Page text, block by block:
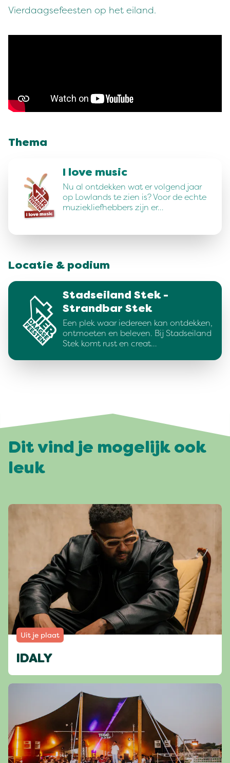
Vierdaagsefeesten op het eiland.
Thema
I love music
Nu al ontdekken wat er volgend jaar
op Lowlands te zien is? Voor de echte
muziekliefhebbers zijn er…
Locatie & podium
Stadseiland Stek -
Strandbar Stek
Een plek waar iedereen kan ontdekken,
ontmoeten en beleven. Bij Stadseiland
Stek komt rust en creat…
Dit vind je mogelijk ook
leuk
Uit je plaat
IDALY